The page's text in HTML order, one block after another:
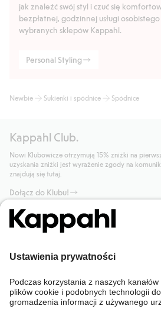
jak znaleźć swój styl i czuć się
bezpłatnej, godzinnej usługi
wybranych sklepów Kappahl.
Personal Styling
Newbie Sukienki i spódnice Spódnice
Kappahl Club.
Nowi Klubowicze otrzymują 15% zniżki na
uzyskania zniżki jest wyrażenie zgody na
znajdują się tutaj.
Dołącz do Klubu!